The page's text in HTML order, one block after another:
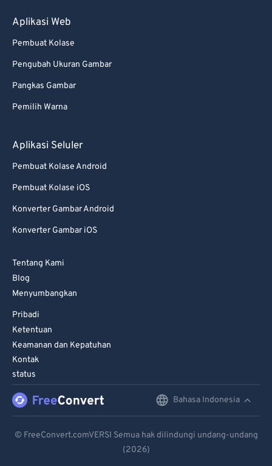
Aplikasi Web
Pembuat Kolase
Pengubah Ukuran Gambar
Pangkas Gambar
Pemilih Warna
Aplikasi Seluler
Pembuat Kolase Android
Pembuat Kolase iOS
Konverter Gambar Android
Konverter Gambar iOS
Tentang Kami
Blog
Menyumbangkan
Pribadi
Ketentuan
Keamanan dan Kepatuhan
Kontak
status
Bahasa Indonesia
Español
© FreeConvert.comVERSI Semua hak dilindungi undang-undang
(2026)